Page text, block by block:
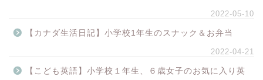
2022-05-10
【カナダ生活日記】小学校1年生のスナック＆お弁当
2022-04-21
【こども英語】小学校１年生、６歳女子のお気に入り英